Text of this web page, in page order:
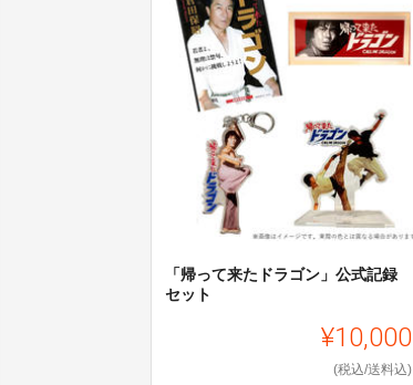
「帰って来たドラゴン」公式記録
セット
¥10,000
(税込/送料込)